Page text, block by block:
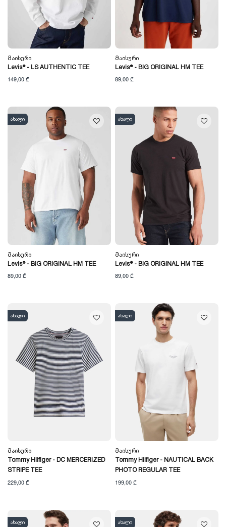
Მაისური
Levis® - LS AUTHENTIC TEE
149,00 ₾
Მაისური
Levis® - BIG ORIGINAL HM TEE
89,00 ₾
ახალი
Მაისური
Levis® - BIG ORIGINAL HM TEE
89,00 ₾
ახალი
Მაისური
Levis® - BIG ORIGINAL HM TEE
89,00 ₾
ახალი
Მაისური
Tommy Hilfiger - DC MERCERIZED
STRIPE TEE
229,00 ₾
ახალი
Მაისური
Tommy Hilfiger - NAUTICAL BACK
PHOTO REGULAR TEE
199,00 ₾
ახალი ახალი